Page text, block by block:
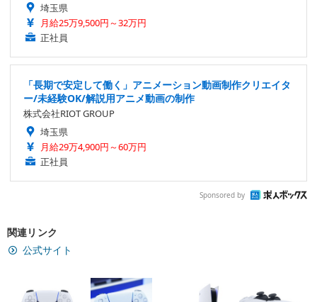
埼玉県
月給25万9,500円～32万円
正社員
「長期で安定して働く」アニメーション動画制作クリエイタ
ー/未経験OK/解説用アニメ動画の制作
株式会社RIOT GROUP
埼玉県
月給29万4,900円～60万円
正社員
Sponsored by
関連リンク
公式サイト